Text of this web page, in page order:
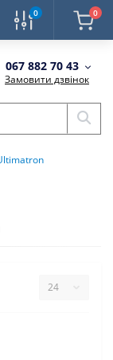
0 0
067 882 70 43
Замовити дзвінок